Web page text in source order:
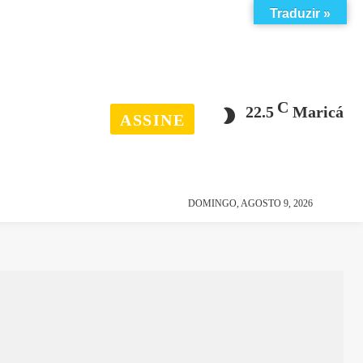
22.5 C Maricá
ASSINE
DOMINGO, AGOSTO 9, 2026
Traduzir »